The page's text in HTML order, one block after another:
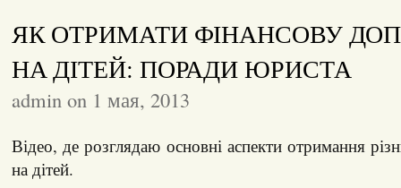
ЯК ОТРИМАТИ ФІНАНСОВУ
НА ДІТЕЙ: ПОРАДИ ЮРИСТА
admin on 1 мая, 2013
Відео, де розглядаю основні аспекти отримання
на дітей.